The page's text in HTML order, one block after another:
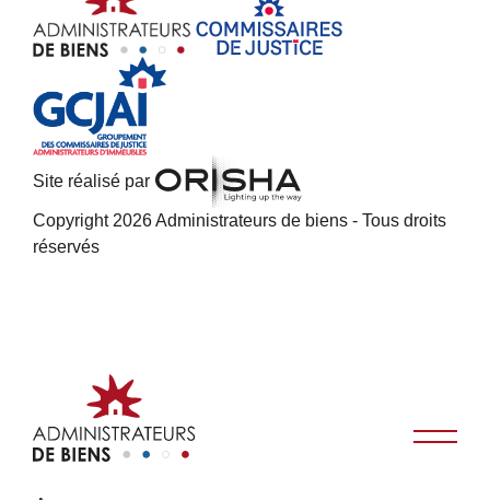
Site réalisé par
Copyright 2026 Administrateurs de biens - Tous droits
réservés